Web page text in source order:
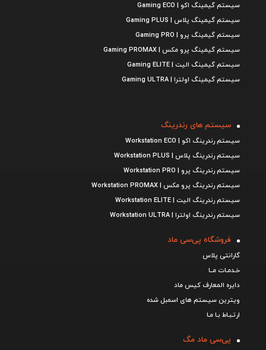
سیستم گیمینگ اکو | Gaming ECO
سیستم گیمینگ پلاس | Gaming PLUS
سیستم گیمینگ پرو | Gaming PRO
سیستم گیمینگ پرو مکس | Gaming PROMAX
سیستم گیمینگ الیت | Gaming ELITE
سیستم گیمینگ اولترا | Gaming ULTRA
سیستم های رندرینگ
سیستم رندرینگ اکو | Workstation ECO
سیستم رندرینگ پلاس | Workstation PLUS
سیستم رندرینگ پرو | Workstation PRO
سیستم رندرینگ پرو مکس | Workstation PROMAX
سیستم رندرینگ الیت | Workstation ELITE
سیستم رندرینگ اولترا | Workstation ULTRA
فروشگاه پی‌سی ماد
گارانتی پلاس
خـدمـات مــا
دایره المعارف کیس ماد
ویترین سیستم های اسمبل شده
ارتـبـاط بـا مـا
پی‌سی ماد مگ